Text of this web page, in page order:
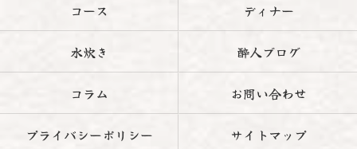
コース ディナー
水炊き 酔人ブログ
コラム お問い合わせ
プライバシーポリシー サイトマップ